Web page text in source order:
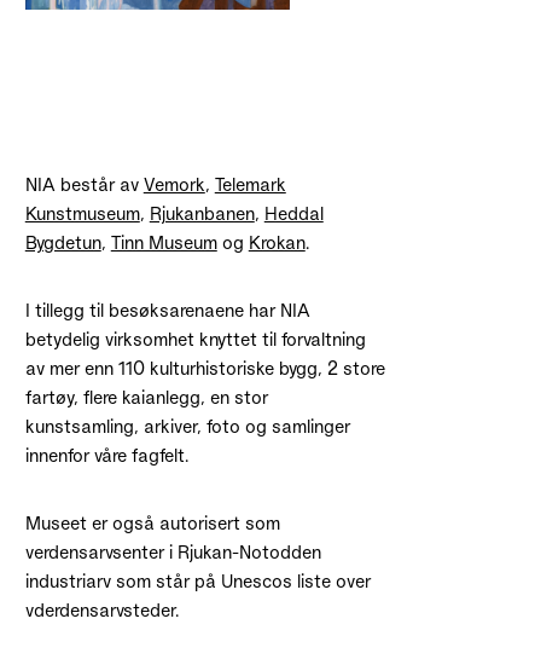
NIA består av Vemork, Telemark
Kunstmuseum, Rjukanbanen, Heddal
Bygdetun, Tinn Museumog Krokan.
I tillegg til besøksarenaene har NIA
betydelig virksomhet knyttet til forvaltning
av mer enn 110 kulturhistoriske bygg, 2 store
fartøy, flere kaianlegg, en stor
kunstsamling, arkiver, foto og samlinger
innenfor våre fagfelt.
Museet er også autorisert som
verdensarvsenter i Rjukan-Notodden
industriarv som står på Unescos liste over
vderdensarvsteder.